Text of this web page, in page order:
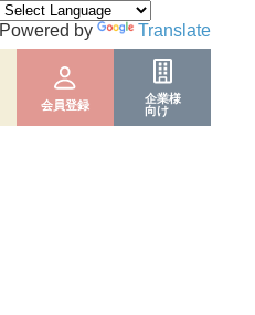
会員登録
企業様
向け
Powered by Translate